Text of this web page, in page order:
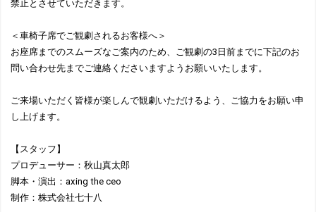
禁止とさせていただきます。
＜車椅子席でご観劇されるお客様へ＞
お座席までのスムーズなご案内のため、ご観劇の3日前までに下記のお
問い合わせ先までご連絡くださいますようお願いいたします。
ご来場いただく皆様が楽しんで観劇いただけるよう、ご協力をお願い申
し上げます。
【スタッフ】
プロデューサー：秋山真太郎
脚本・演出：axing the ceo
制作：株式会社七十八